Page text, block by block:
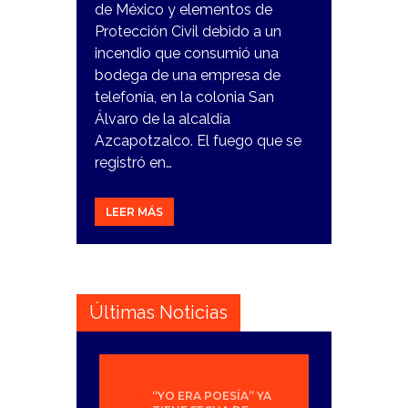
de México y elementos de
Protección Civil debido a un
incendio que consumió una
bodega de una empresa de
telefonía, en la colonia San
Álvaro de la alcaldía
Azcapotzalco. El fuego que se
registró en…
LEER MÁS
Últimas Noticias
“YO ERA POESÍA” YA